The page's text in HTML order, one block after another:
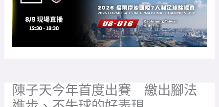
陳子天今年首度出賽 繳出腳法